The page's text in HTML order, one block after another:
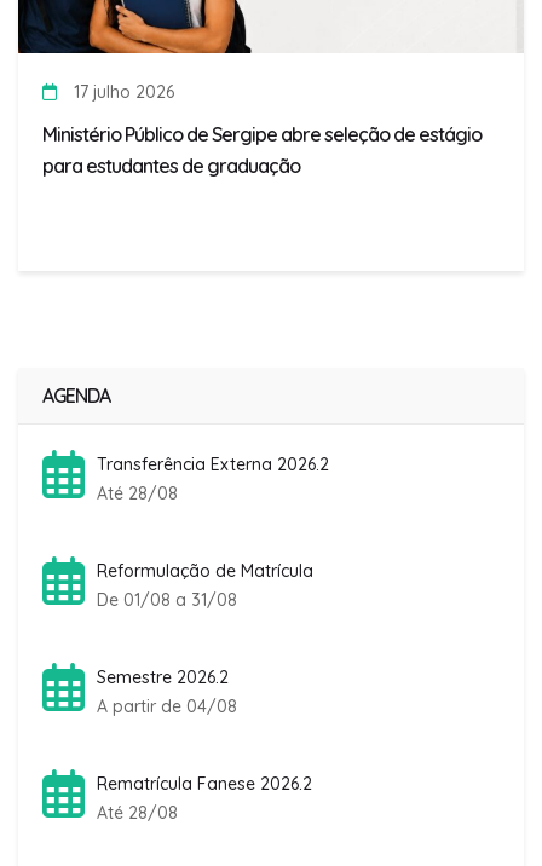
17 julho 2026
Ministério Público de Sergipe abre seleção de estágio
para estudantes de graduação
AGENDA
Transferência Externa 2026.2
Até 28/08
Reformulação de Matrícula
De 01/08 a 31/08
Semestre 2026.2
A partir de 04/08
Rematrícula Fanese 2026.2
Até 28/08